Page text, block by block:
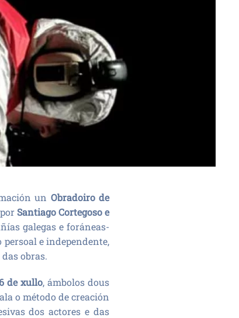
un Obradoiro de
Santiago Cortegoso e
galegas e foráneas-
e independente,
obras.
de xullo, ámbolos dous
o método de creación
dos actores e das